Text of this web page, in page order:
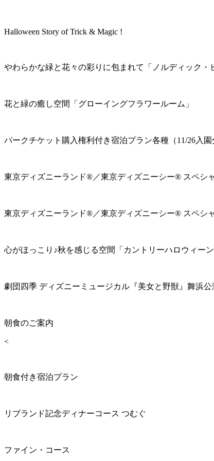
Halloween Story of Trick & Magic !
やわらかな緑と花々の彩りに包まれて「ノルディック・
花と緑の癒し空間「グローイングフラワールーム」
パークチケット購入権利付き宿泊プラン各種（11/26入園
東京ディズニーランド®／東京ディズニーシー® スペシ
東京ディズニーランド®／東京ディズニーシー® スペシ
心がほっこり♪秋を感じる空間「カントリーハロウィーン
劇団四季 ディズニーミュージカル『美女と野獣』舞浜
朝食のご案内
<
朝食付き宿泊プラン
リブランド記念ディナーコース つむぐ
ファイン・コース